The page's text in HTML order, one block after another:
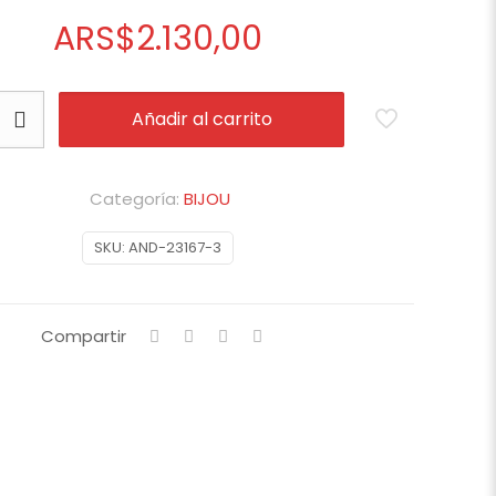
ARS$2.130,00
Añadir al carrito
SKU: AND-23167-3
Categoría: BIJOU
Compartir